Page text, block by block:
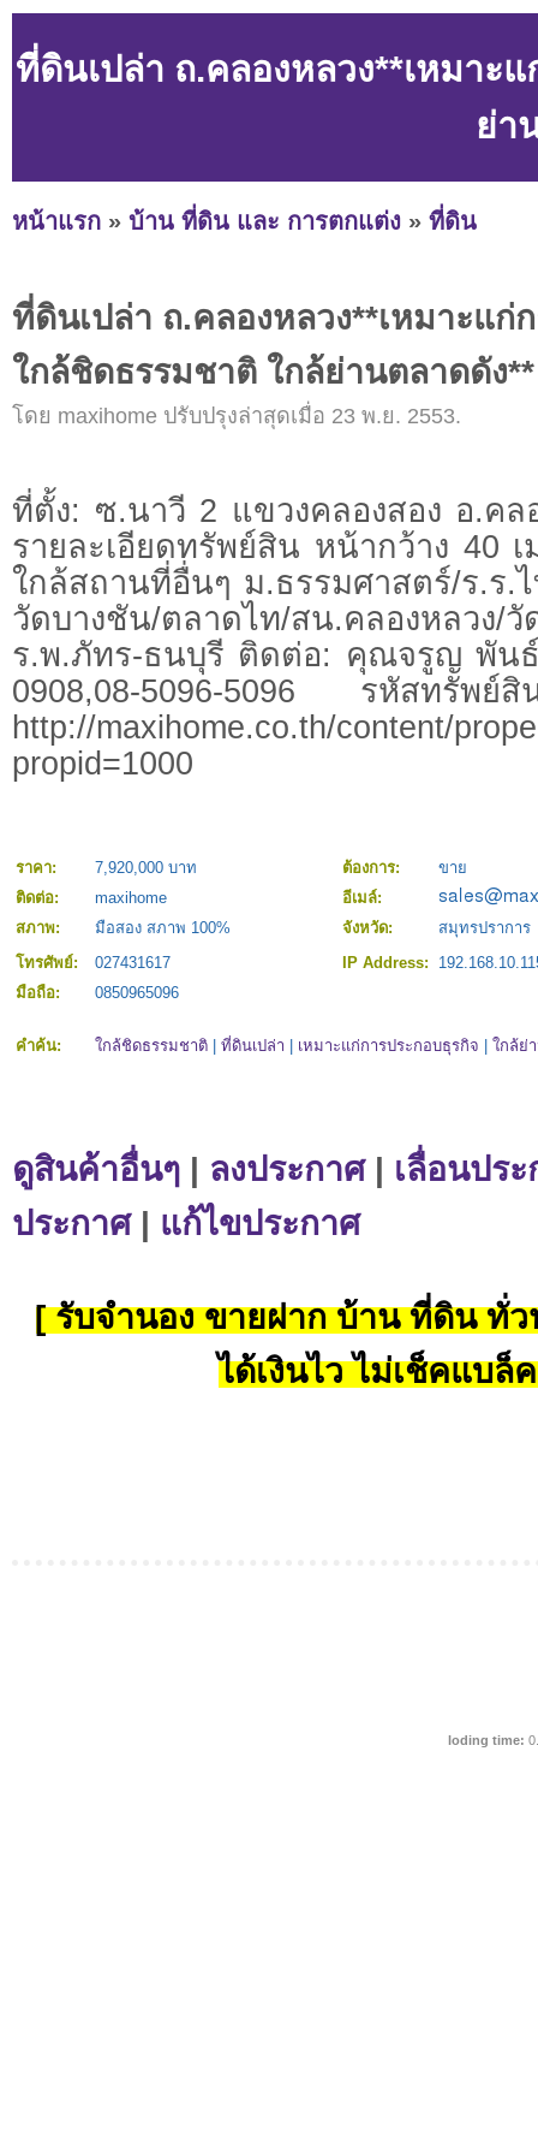
ที่ดินเปล่า ถ.คลองหลวง**เหมาะ
ย่า
หน้าแรก » บ้าน ที่ดิน และ การตกแต่ง » ที่ดิน
ที่ดินเปล่า ถ.คลองหลวง**เหมาะแก่
ใกล้ชิดธรรมชาติ ใกล้ย่านตลาดดัง**
โดย maxihome ปรับปรุงล่าสุดเมื่อ 23 พ.ย. 2553.
ที่ตั้ง: ซ.นาวี 2 แขวงคลองสอง อ.คล
รายละเอียดทรัพย์สิน หน้ากว้าง 40
ใกล้สถานที่อื่นๆ ม.ธรรมศาสตร์/ร.ร.ไ
วัดบางชัน/ตลาดไท/สน.คลองหลวง/วั
ร.พ.ภัทร-ธนบุรี ติดต่อ: คุณจรูญ พันธ์
0908,08-5096-5096 รหัสทรัพย์
http://maxihome.co.th/content/
propid=1000
ราคา: 7,920,000 บาท ต้องการ:
ขาย
ติดต่อ:
maxihome
อีเมล์:
สภาพ:
มือสอง สภาพ 100% จังหวัด:
สมุทรปราการ
โทรศัพย์:
027431617 IP Address:
มือถือ:
0850965096
คำค้น: ใกล้ชิดธรรมชาติ ที่ดินเปล่า เหมาะแก่การประกอบธุรกิจ ใกล้ย่
ดูสินค้าอื่นๆ | ลงประกาศ| เลื่อนปร
ประกาศ| แก้ไขประกาศ
[ รับจำนอง ขายฝาก บ้าน ที่ดิน ทั่ว
ได้เงินไว ไม่เช็คแบล็
loding time: